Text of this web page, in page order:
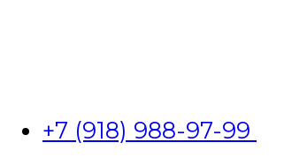
+7 (918) 988-97-99